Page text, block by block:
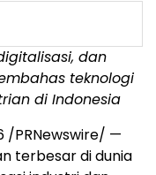
dan
teknologi
di Indonesia
/PRNewswire/ —
terbesar di dunia